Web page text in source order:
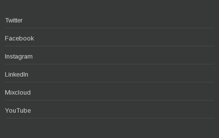
Twitter
Facebook
Instagram
LinkedIn
Mixcloud
YouTube